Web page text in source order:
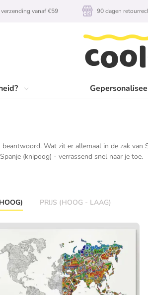
verzending vanaf €59 90 dagen
Wat zit er allemaal in de zak van
(knipoog) - verrassend snel naar je toe.
PRIJS (HOOG - LAAG)